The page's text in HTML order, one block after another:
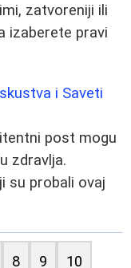
zatvoreniji ili
izaberete pravi
i Saveti
post mogu
zdravlja.
su probali ovaj
8 9 10